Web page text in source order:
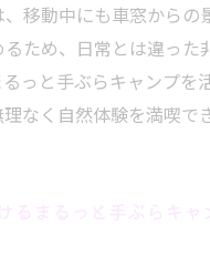
手ぶらキャンプでJR中
しむ中央本線沿線の手
移動中にも車窓からの
ため、日常とは違った
っと手ぶらキャンプを
なく自然体験を満喫で